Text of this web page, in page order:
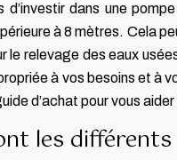
d’investir dans une
à 8 mètres. Cela
le relevage des eaux
à vos besoins et à
d’achat pour vous
les